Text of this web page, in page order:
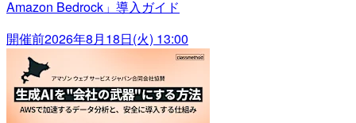
Amazon Bedrock」導入ガイド
開催前2026年8月18日(火) 13:00